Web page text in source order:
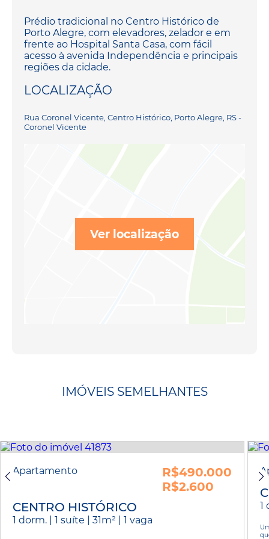
Prédio tradicional no Centro Histórico de
Porto Alegre, com elevadores, zelador e em
frente ao Hospital Santa Casa, com fácil
acesso à avenida Independência e principais
regiões da cidade.
LOCALIZAÇÃO
Rua Coronel Vicente, Centro Histórico, Porto Alegre, RS -
Coronel Vicente
Ver localização
IMÓVEIS SEMELHANTES
Apartamento
R$490.000
R$2.600
CENTRO HISTÓRICO
1 dorm. | 1 suíte | 31m² | 1 vaga
1